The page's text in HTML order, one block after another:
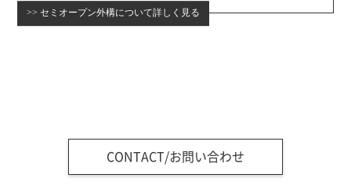
セミオープン外構について詳しく見る
CONTACT/お問い合わせ